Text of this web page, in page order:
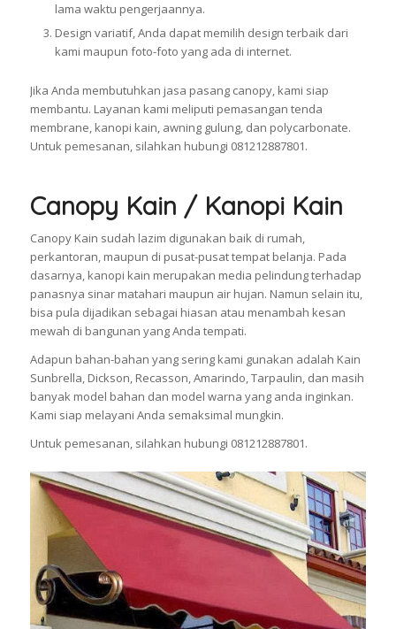
lama waktu pengerjaannya.
Design variatif, Anda dapat memilih design terbaik dari
kami maupun foto-foto yang ada di internet.
Jika Anda membutuhkan jasa pasang canopy, kami siap
membantu. Layanan kami meliputi pemasangan tenda
membrane, kanopi kain, awning gulung, dan polycarbonate.
Untuk pemesanan, silahkan hubungi 081212887801.
Canopy Kain / Kanopi Kain
Canopy Kain sudah lazim digunakan baik di rumah,
perkantoran, maupun di pusat-pusat tempat belanja. Pada
dasarnya, kanopi kain merupakan media pelindung terhadap
panasnya sinar matahari maupun air hujan. Namun selain itu,
bisa pula dijadikan sebagai hiasan atau menambah kesan
mewah di bangunan yang Anda tempati.
Adapun bahan-bahan yang sering kami gunakan adalah Kain
Sunbrella, Dickson, Recasson, Amarindo, Tarpaulin, dan masih
banyak model bahan dan model warna yang anda inginkan.
Kami siap melayani Anda semaksimal mungkin.
Untuk pemesanan, silahkan hubungi 081212887801.